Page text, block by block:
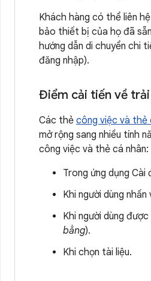
Khách hàng có thể liên
bảo thiết bị của họ đã
hướng dẫn di chuyển chi
đăng nhập).
Điểm cải tiến về
Các thẻ công việc và thẻ
mở rộng sang nhiều tính
công việc và thẻ cá nhân:
Trong ứng dụng
Khi người dùng
Khi người dùng
bằng).
Khi chọn tài liệu.